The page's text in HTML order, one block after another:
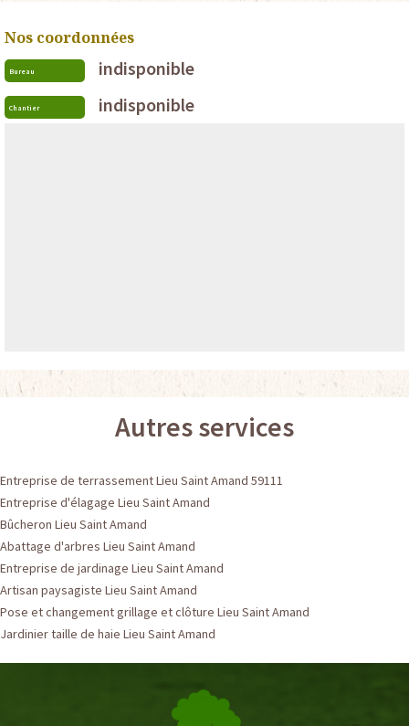
Nos coordonnées
Bureau indisponible
Chantier indisponible
Autres services
Entreprise de terrassement Lieu Saint Amand 59111
Entreprise d'élagage Lieu Saint Amand
Bûcheron Lieu Saint Amand
Abattage d'arbres Lieu Saint Amand
Entreprise de jardinage Lieu Saint Amand
Artisan paysagiste Lieu Saint Amand
Pose et changement grillage et clôture Lieu Saint Amand
Jardinier taille de haie Lieu Saint Amand